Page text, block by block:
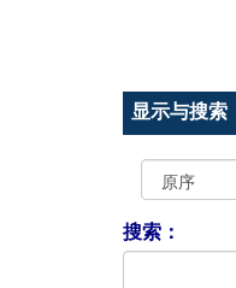
显示与搜索
搜索：